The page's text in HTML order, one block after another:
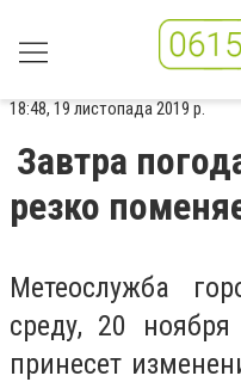
18:48, 19 листопада 2019 р.
Завтра
резко
Метеослужба
среду, 20
принесет